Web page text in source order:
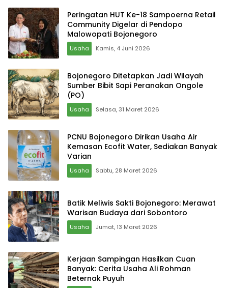
Peringatan HUT Ke-18 Sampoerna Retail
Community Digelar di Pendopo
Malowopati Bojonegoro
Usaha Kamis, 4 Juni 2026
Bojonegoro Ditetapkan Jadi Wilayah
Sumber Bibit Sapi Peranakan Ongole
(PO)
Usaha Selasa, 31 Maret 2026
PCNU Bojonegoro Dirikan Usaha Air
Kemasan Ecofit Water, Sediakan Banyak
Varian
Usaha Sabtu, 28 Maret 2026
Batik Meliwis Sakti Bojonegoro: Merawat
Warisan Budaya dari Sobontoro
Usaha Jumat, 13 Maret 2026
Kerjaan Sampingan Hasilkan Cuan
Banyak: Cerita Usaha Ali Rohman
Beternak Puyuh